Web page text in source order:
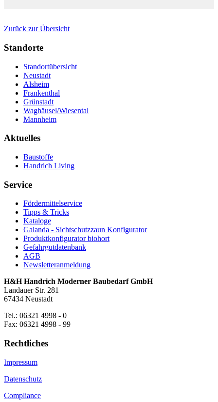
Zurück zur Übersicht
Standorte
Standortübersicht
Neustadt
Alsheim
Frankenthal
Grünstadt
Waghäusel/Wiesental
Mannheim
Aktuelles
Baustoffe
Handrich Living
Service
Fördermittelservice
Tipps & Tricks
Kataloge
Galanda - Sichtschutzzaun Konfigurator
Produktkonfigurator biohort
Gefahrgutdatenbank
AGB
Newsletteranmeldung
H&H Handrich Moderner Baubedarf GmbH
Landauer Str. 281
67434 Neustadt
Tel.: 06321 4998 - 0
Fax: 06321 4998 - 99
Rechtliches
Impressum
Datenschutz
Compliance